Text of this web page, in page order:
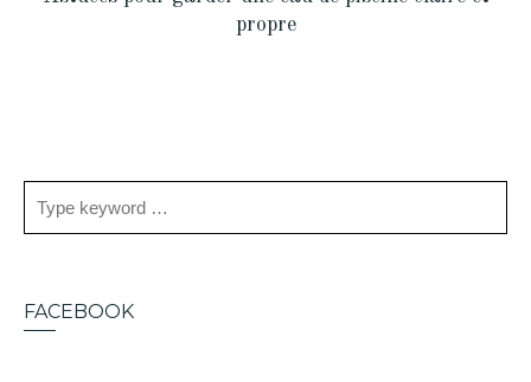
propre
FACEBOOK